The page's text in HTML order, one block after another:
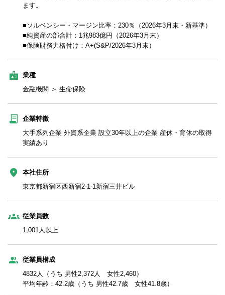
ます。
■ソルベンシー・マージン比率：230％（2026年3月末・新基準）
■純資産の部合計：1兆983億円（2026年3月末）
■保険財務力格付け：A+(S&P/2026年3月末）
業種
金融機関 ＞ 生命保険
企業特徴
大手系列企業 外資系企業 設立30年以上の企業 産休・育休の取得
実績あり
本社住所
東京都新宿区西新宿2-1-1新宿三井ビル
従業員数
1,001人以上
従業員構成
4832人（うち 男性2,372人 女性2,460）
平均年齢：42.2歳（うち 男性42.7歳 女性41.8歳）